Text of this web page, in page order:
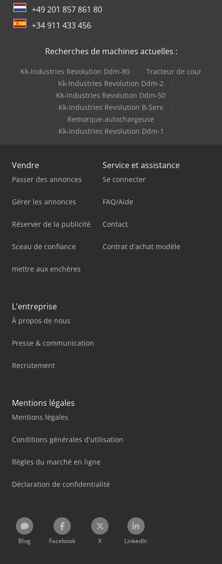
+49 201 857 861 80
+34 911 433 456
Recherches de machines actuelles :
Kk-Industries Revolution Ddm-80
Tracteur de cour
Kk-Industries Revolution Ddm-2
Kk-Industries Revolution Ddm-50
Kk-Industries Revolution B-Serv
Remorque-autochargeuse
Kk-Industries Revolution Ddm-1
Vendre
Passer des annonces
Gérer les annonces
Réserver de la publicité
Sceau de confiance
mettre aux enchères
Service et assistance
Se connecter
FAQ/Aide
Contact
Contrat d'achat modèle
L'entreprise
À propos de nous
Presse & communication
Recrutement
Mentions légales
Mentions légales
Conditions générales d'utilisation
Règles du marché en ligne
Déclaration de confidentialité
Blog Facebook X LinkedIn